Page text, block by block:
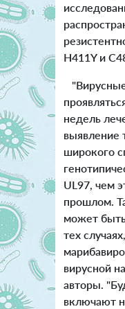
H411Y и
недель
выявление
широкого
UL97, чем
прошлом.
может
тех
вирусной
авторы.
включают